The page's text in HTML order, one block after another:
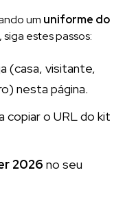
um uniforme do
, siga estes passos:
(casa, visitante,
nesta página.
copiar o URL do kit
2026 no seu